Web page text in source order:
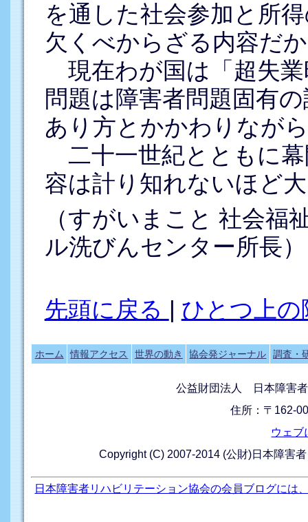
を通した社会参加と所
欠くべからざる内容だ
現在わが国は「超失
問題は障害者問題固有
あり方とかかわりなが
二十一世紀とともに
容は計り知れないほど
（すがいまこと 社会福
ル洗びんセンター所長）
先頭に戻る ひとつ上の
ホーム 情報アクセス 世界の動き 協会発ジャーナル 調査・
公益財団法人 日本障害
住所：〒162-
ウェブ
Copyright (C) 2007-2014 (公財)日本障害
日本障害者リハビリテーション協会の会員ブログには